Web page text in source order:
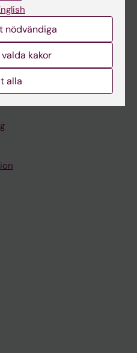
nödvändiga
kakor
alla